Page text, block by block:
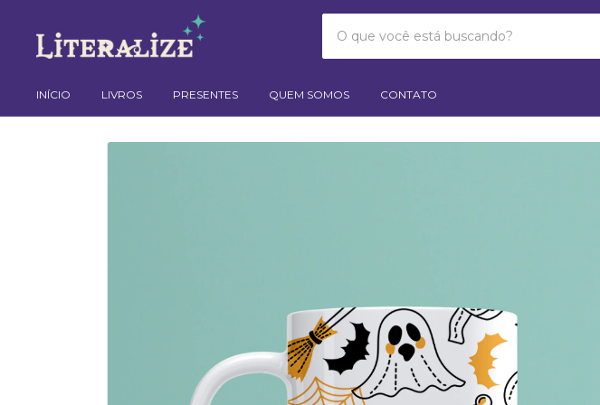
INÍCIO LIVROS PRESENTES QUEM SOMOS CONTATO